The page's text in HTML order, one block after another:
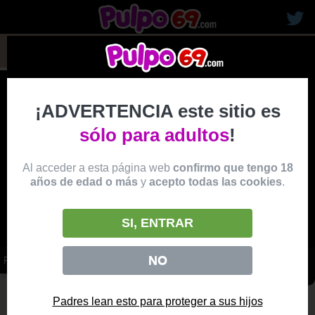
¡ADVERTENCIA este sitio es
sólo para adultos!
Al acceder a esta página web confirmo que tengo 18
años de edad o más y acepto todas las cookies.
NO
SI, ENTRAR
Padres lean esto para proteger a sus hijos
FOLLANDO CON SU HIJASTRA CACHONDA
Producido por:SUBMISSIVED